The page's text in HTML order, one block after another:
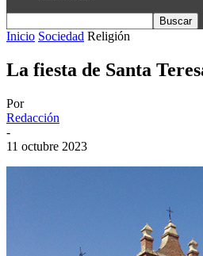
Inicio Sociedad Religión
La fiesta de Santa
Por
Redacción
-
11 octubre 2023